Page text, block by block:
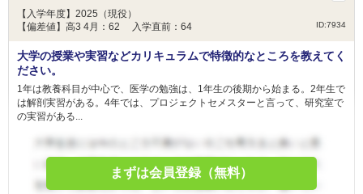
【入学年度】2025（現役）
【偏差値】高3 4月：62 入学直前：64
ID:7934
大学の授業や実習などカリキュラムで特徴的なところを教えてく
ださい。
1年は教養科目が中心で、医学の勉強は、1年生の後期から始まる。2年生で
は解剖実習がある。4年では、プロジェクトセメスターと言って、研究室で
の実習がある...
まずは会員登録（無料）